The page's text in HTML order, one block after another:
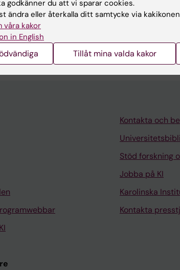
REHABILITATION MEDICINE.
in acute stroke patients treated at a
study.
Danielsson A; Palstam A; Sunnerhagen KS
Kontakta och
Stöd forskning
Jobba på KI
Karolinska
Kontakta
godkänner du att vi sparar cookies.
ändra eller återkalla ditt samtycke via
våra kakor
in English
Tillåt mina valda kakor